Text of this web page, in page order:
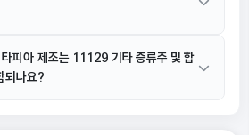
합성주 제조업은 직접 발효시키거나 구입한
접 마실 수 있는 상태의 각종 증류주(주정 및
피아 제조는 11129 기타 증류주 및 합
되나요?